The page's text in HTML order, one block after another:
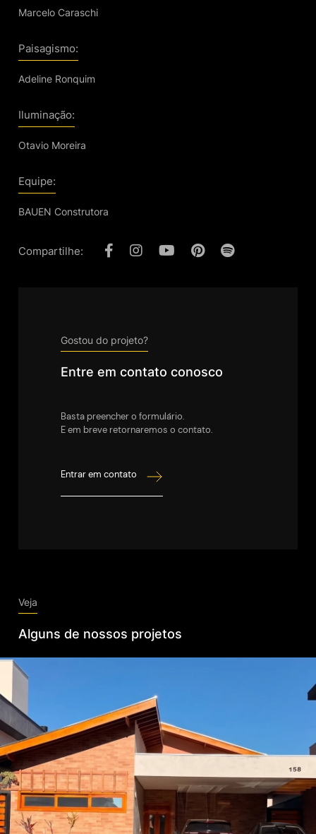
Marcelo Caraschi
Paisagismo:
Adeline Ronquim
Iluminação:
Otavio Moreira
Equipe:
BAUEN Construtora
Compartilhe:
Gostou do projeto?
Entre em contato conosco
Basta preencher o formulário.
E em breve retornaremos o contato.
Entrar em contato
Veja
Alguns de nossos projetos